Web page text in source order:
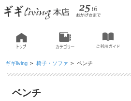
ギギliving > 椅子・ソファ > ベンチ
ベンチ